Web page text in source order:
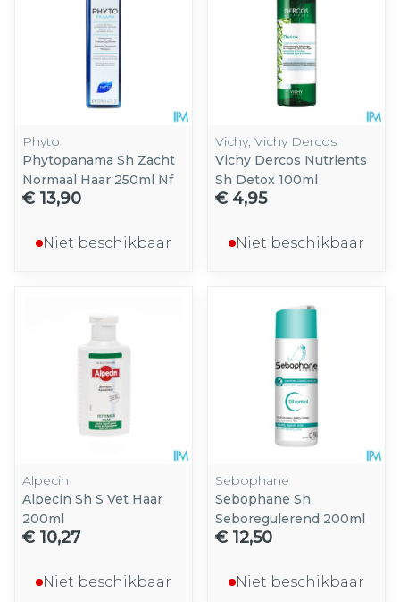
Phyto
Phytopanama Sh Zacht
Normaal Haar 250ml Nf
€ 13,90
Niet beschikbaar
Vichy, Vichy Dercos
Vichy Dercos Nutrients
Sh Detox 100ml
€ 4,95
Niet beschikbaar
Alpecin
Alpecin Sh S Vet Haar
200ml
€ 10,27
Niet beschikbaar
Sebophane
Sebophane Sh
Seboregulerend 200ml
€ 12,50
Niet beschikbaar